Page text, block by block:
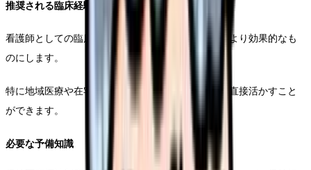
推奨される臨床経験
看護師としての臨床経験は、保健師としての活動をより効果的なも
のにします。
特に地域医療や在宅看護の経験は、保健師の業務に直接活かすこと
ができます。
必要な予備知識